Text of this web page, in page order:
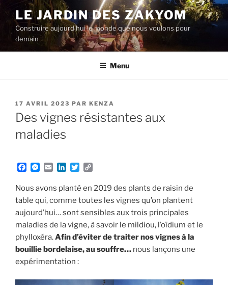
Aller
contenu
principal
LE JARDIN DES ZAKYOM
Construire aujourd'hui le monde que nous voulons pour
demain
Menu
PUBLIÉ
LE
17 AVRIL 2023 PAR KENZA
Des vignes résistantes aux
maladies
c
b
o
o
M
s
e
n
g
r
a
l
n
e
d
I
i
t
e
r
p
L
i
n
Nous avons planté en 2019 des plants de raisin de
table qui, comme toutes les vignes qu’on plantent
aujourd’hui… sont sensibles aux trois principales
maladies de la vigne, à savoir le mildiou, l’oïdium et le
phylloxéra.Afin d’éviter de traiter nos vignes à la
bouillie bordelaise, au souffre… nous lançons une
expérimentation :